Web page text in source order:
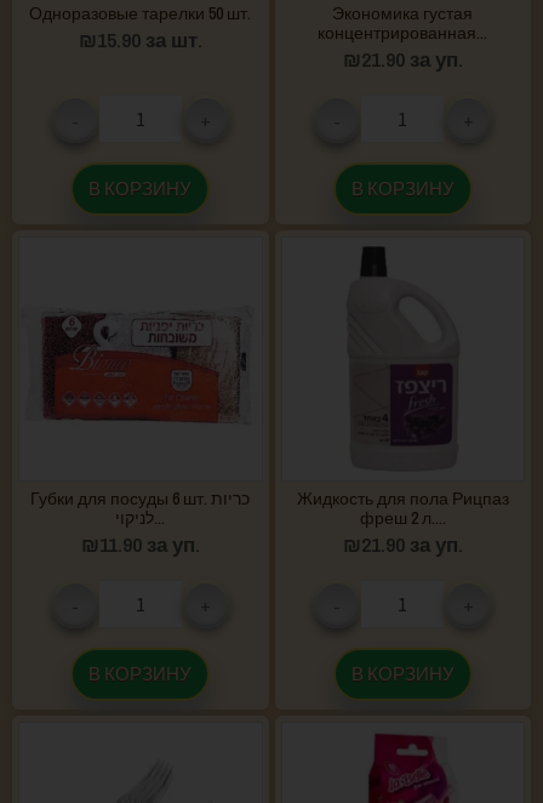
Одноразовые тарелки 50 шт.
₪15.90 за шт.
В КОРЗИНУ
Экономика густая
концентрированная...
₪21.90 за уп.
В КОРЗИНУ
Губки для посуды 6 шт. כריות
לניקוי...
₪11.90 за уп.
В КОРЗИНУ
Жидкость для пола Рицпаз
фреш 2 л....
₪21.90 за уп.
В КОРЗИНУ